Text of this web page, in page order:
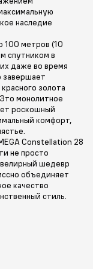
наследие
100 метров (10
спутником в
даже во время
завершает
золота
монолитное
роскошный
комфорт,
Constellation 28
не просто
шедевр
объединяет
качество
стиль.